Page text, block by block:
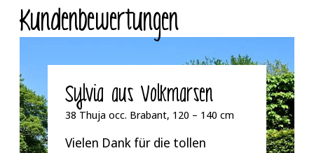
Kunden­bewertungen
Sylvia aus Volkmarsen
38 Thuja occ. Brabant, 120 – 140 cm
Vielen Dank für die tollen